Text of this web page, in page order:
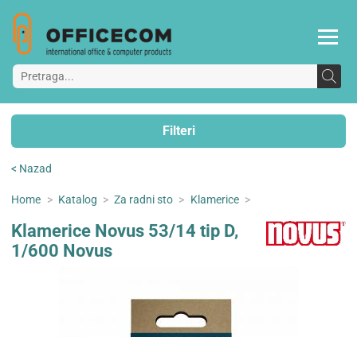
Filteri
< Nazad
Home > Katalog > Za radni sto > Klamerice >
Klamerice Novus 53/14 tip D,
1/600 Novus